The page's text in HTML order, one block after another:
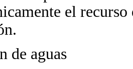
el
de aguas